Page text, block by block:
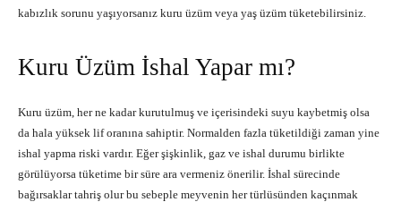
kabızlık sorunu yaşıyorsanız kuru üzüm veya yaş üzüm tüketebilirsiniz.
Kuru Üzüm İshal Yapar mı?
Kuru üzüm, her ne kadar kurutulmuş ve içerisindeki suyu kaybetmiş olsa
da hala yüksek lif oranına sahiptir. Normalden fazla tüketildiği zaman yine
ishal yapma riski vardır. Eğer şişkinlik, gaz ve ishal durumu birlikte
görülüyorsa tüketime bir süre ara vermeniz önerilir. İshal sürecinde
bağırsaklar tahriş olur bu sebeple meyvenin her türlüsünden kaçınmak